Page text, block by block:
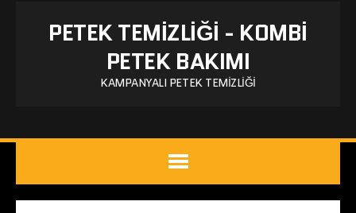
PETEK TEMIZLIĞI - KOMBI
PETEK BAKIMI
KAMPANYALI PETEK TEMIZLIĞI